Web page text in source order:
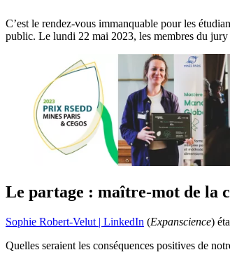
C’est le rendez-vous immanquable pour les
public. Le lundi 22 mai 2023, les membres du
Le partage : maître-mot de la
Sophie Robert-Velut | LinkedIn (Expanscience)
Quelles seraient les conséquences positives de